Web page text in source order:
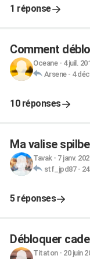
1 réponse
Comment
Oceane- 4 juil.
Arsene- 4
10 réponses
Ma valise
Tavak- 7 janv.
stf_jpd87-
5 réponses
Débloquer
Titaton- 20 juin